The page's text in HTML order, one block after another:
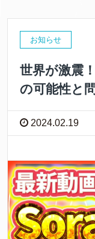
お知らせ
世界が激震
の可能性と
2024.02.19